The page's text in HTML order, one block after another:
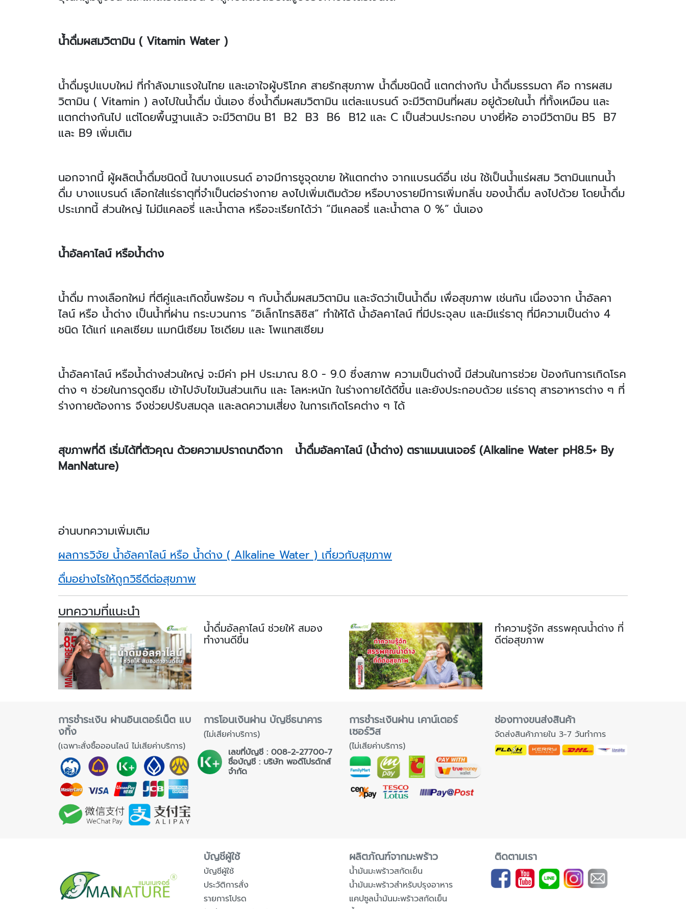
น้ำดื่มผสมวิตามิน ( Vitamin Water )
น้ำดื่มรูปแบบใหม่ ที่กำลังมาแรงในไทย และเอาใจผู้บริโภค สายรักสุขภาพ น้ำดื่มชนิดนี้ แตกต่างกับ น้ำดื่มธรรมดา คือ การผสม
วิตามิน ( Vitamin ) ลงไปในน้ำดื่ม นั่นเอง ซึ่งน้ำดื่มผสมวิตามิน แต่ละแบรนด์ จะมีวิตามินที่ผสม อยู่ด้วยในน้ำ ที่ทั้งเหมือน และ
แตกต่างกันไป แต่โดยพื้นฐานแล้ว จะมีวิตามิน B1 B2 B3 B6 B12 และ C เป็นส่วนประกอบ บางยี่ห้อ อาจมีวิตามิน B5 B7
และ B9 เพิ่มเติม
นอกจากนี้ ผู้ผลิตน้ำดื่มชนิดนี้ ในบางแบรนด์ อาจมีการชูจุดขาย ให้แตกต่าง จากแบรนด์อื่น เช่น ใช้เป็นน้ำแร่ผสม วิตามินแทนน้ำ
ดื่ม บางแบรนด์ เลือกใส่แร่ธาตุที่จำเป็นต่อร่างกาย ลงไปเพิ่มเติมด้วย หรือบางรายมีการเพิ่มกลิ่น ของน้ำดื่ม ลงไปด้วย โดยน้ำดื่ม
ประเภทนี้ ส่วนใหญ่ ไม่มีแคลอรี่ และน้ำตาล หรือจะเรียกได้ว่า “มีแคลอรี่ และน้ำตาล 0 %” นั่นเอง
น้ำอัลคาไลน์ หรือน้ำด่าง
น้ำดื่ม ทางเลือกใหม่ ที่ตีคู่และเกิดขึ้นพร้อม ๆ กับน้ำดื่มผสมวิตามิน และจัดว่าเป็นน้ำดื่ม เพื่อสุขภาพ เช่นกัน เนื่องจาก น้ำอัลคา
ไลน์ หรือ น้ำด่าง เป็นน้ำที่ผ่าน กระบวนการ “อิเล็กโทรลิซิส” ทำให้ได้ น้ำอัลคาไลน์ ที่มีประจุลบ และมีแร่ธาตุ ที่มีความเป็นด่าง 4
ชนิด ได้แก่ แคลเซียม แมกนีเซียม โซเดียม และ โพแทสเซียม
น้ำอัลคาไลน์ หรือน้ำด่างส่วนใหญ่ จะมีค่า pH ประมาณ 8.0 - 9.0 ซึ่งสภาพ ความเป็นด่างนี้ มีส่วนในการช่วย ป้องกันการเกิดโรค
ต่าง ๆ ช่วยในการดูดซึม เข้าไปจับไขมันส่วนเกิน และ โลหะหนัก ในร่างกายได้ดีขึ้น และยังประกอบด้วย แร่ธาตุ สารอาหารต่าง ๆ ที่
ร่างกายต้องการ จึงช่วยปรับสมดุล และลดความเสี่ยง ในการเกิดโรคต่าง ๆ ได้
สุขภาพที่ดี เริ่มได้ที่ตัวคุณ ด้วยความปราถนาดีจาก น้ำดื่มอัลคาไลน์ (น้ำด่าง) ตราแมนเนเจอร์ (Alkaline Water pH8.5+ By
ManNature)
อ่านบทความเพิ่มเติม
ผลการวิจัย น้ำอัลคาไลน์ หรือ น้ำด่าง ( Alkaline Water ) เกี่ยวกับสุขภาพ
ดื่มอย่างไรให้ถูกวิธีดีต่อสุขภาพ
บทความที่แนะนำ
น้ำดื่มอัลคาไลน์ ช่วยให้ สมอง
ทำงานดีขึ้น
ทำความรู้จัก สรรพคุณน้ำด่าง ที่
ดีต่อสุขภาพ
การชำระเงิน ผ่านอินเตอร์เน็ต แบ
งกิ้ง
(เฉพาะสั่งซื้อออนไลน์ ไม่เสียค่าบริการ)
การโอนเงินผ่าน บัญชีธนาคาร
(ไม่เสียค่าบริการ)
เลขที่บัญชี : 008-2-27700-7
ชื่อบัญชี : บริษัท พอดีโปรดักส์
จำกัด
การชำระเงินผ่าน เคาน์เตอร์
เซอร์วิส
(ไม่เสียค่าบริการ)
ช่องทางขนส่งสินค้า
จัดส่งสินค้าภายใน 3-7 วันทำการ
บัญชีผู้ใช้
บัญชีผู้ใช้
ประวัติการสั่ง
รายการโปรด
ผลิตภัณฑ์จากมะพร้าว
น้ำมันมะพร้าวสกัดเย็น
น้ำมันมะพร้าวสำหรับปรุงอาหาร
แคปซูลน้ำมันมะพร้าวสกัดเย็น
ติดตามเรา